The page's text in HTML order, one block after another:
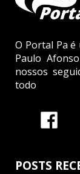
O Portal Pa
Paulo
nossos
todo
POSTS